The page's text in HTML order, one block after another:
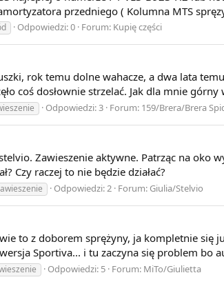
jazdy). Zmiana ustawienia odbywa się
(który zmienia swoje parametry
przedniego ( Kolumna MTS
Odpowiedzi: 0 Forum: Kupię części
rok temu dolne wahacze, a dwa lata
coś dosłownie strzelać. Jak dla mnie
Odpowiedzi: 3 Forum: 159/Brera/Brera
Zawieszenie aktywne. Patrząc na oko
Czy raczej to nie będzie działać?
Odpowiedzi: 2 Forum: Giulia/Stelvio
to z doborem sprężyny, ja kompletnie się
Sportiva... i tu zaczyna się problem bo
Odpowiedzi: 5 Forum: MiTo/Giulietta